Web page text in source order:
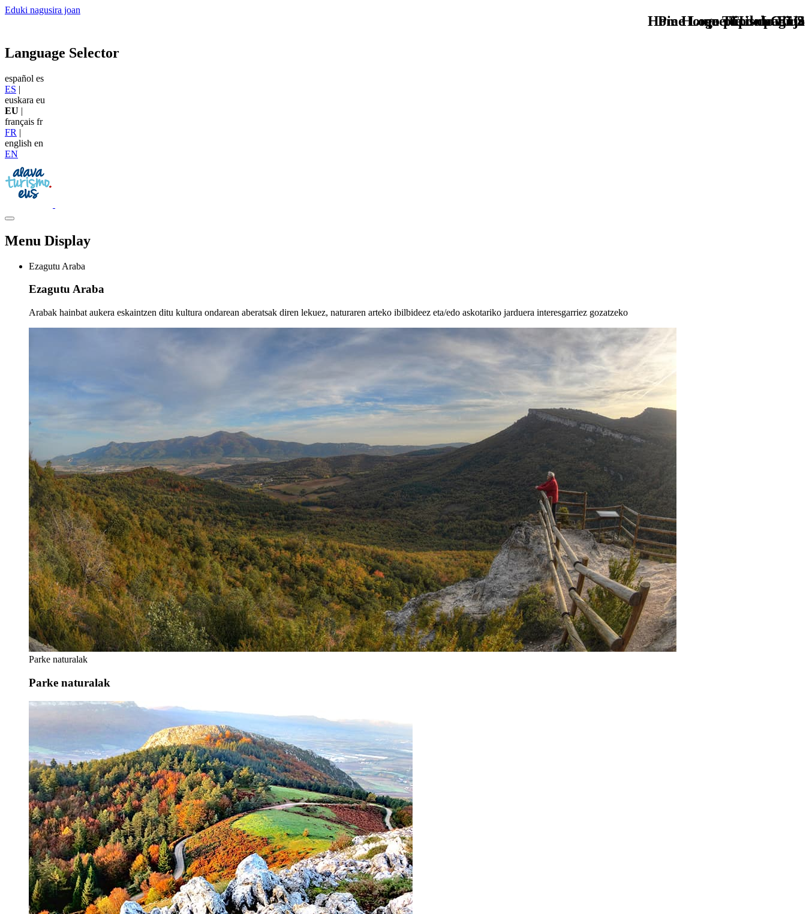
Eduki nagusira joan
TU - LOGO
Language Selector
español es
ES |
euskara eu
EU |
français fr
FR |
english en
EN
Menu Display
Ezagutu Araba
Ezagutu Araba
Arabak hainbat aukera eskaintzen ditu kultura ondarean aberatsak diren lekuez, naturaren arteko ibilbideez eta/edo askotariko jarduera interesgarriez gozatzeko
Parke naturalak
Parke naturalak
que tipo de viaje
Home Logo pie de página
Pie Home Turismo EUS